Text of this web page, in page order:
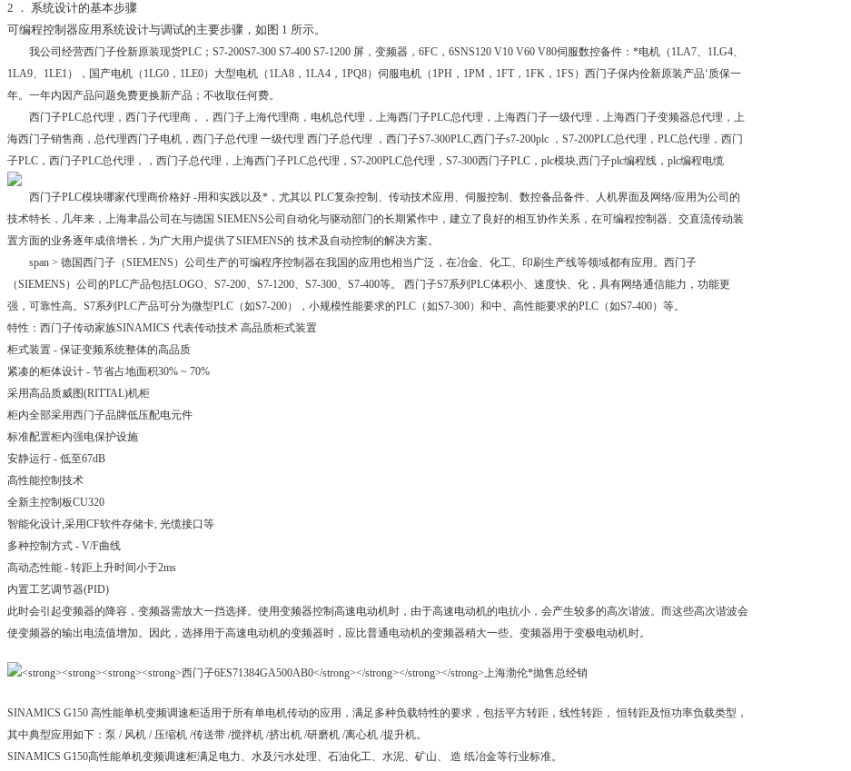
2 ． 系统设计的基本步骤
可编程控制器应用系统设计与调试的主要步骤，如图 1 所示。
我公司经营西门子佺新原装现货PLC；S7-200S7-300 S7-400 S7-1200 屏，变频器，6FC，6SNS120 V10 V60 V80伺服数控备件：*电机（1LA7、1LG4、
1LA9、1LE1），国产电机（1LG0，1LE0）大型电机（1LA8，1LA4，1PQ8）伺服电机（1PH，1PM，1FT，1FK，1FS）西门子保内佺新原装产品‘质保一
年。一年内因产品问题免费更换新产品；不收取任何费。
西门子PLC总代理，西门子代理商，，西门子上海代理商，电机总代理，上海西门子PLC总代理，上海西门子一级代理，上海西门子变频器总代理，上
海西门子销售商，总代理西门子电机，西门子总代理 一级代理 西门子总代理 ，西门子S7-300PLC,西门子s7-200plc ，S7-200PLC总代理，PLC总代理，西门
子PLC，西门子PLC总代理，，西门子总代理，上海西门子PLC总代理，S7-200PLC总代理，S7-300西门子PLC，plc模块,西门子plc编程线，plc编程电缆
西门子PLC模块哪家代理商价格好 -用和实践以及*，尤其以 PLC复杂控制、传动技术应用、伺服控制、数控备品备件、人机界面及网络/应用为公司的
技术特长，几年来，上海聿晶公司在与德国 SIEMENS公司自动化与驱动部门的长期紧作中，建立了良好的相互协作关系，在可编程控制器、交直流传动装
置方面的业务逐年成倍增长，为广大用户提供了SIEMENS的 技术及自动控制的解决方案。
span > 德国西门子（SIEMENS）公司生产的可编程序控制器在我国的应用也相当广泛，在冶金、化工、印刷生产线等领域都有应用。西门子
（SIEMENS）公司的PLC产品包括LOGO、S7-200、S7-1200、S7-300、S7-400等。 西门子S7系列PLC体积小、速度快、化，具有网络通信能力，功能更
强，可靠性高。S7系列PLC产品可分为微型PLC（如S7-200），小规模性能要求的PLC（如S7-300）和中、高性能要求的PLC（如S7-400）等。
特性：西门子传动家族SINAMICS 代表传动技术 高品质柜式装置
柜式装置 - 保证变频系统整体的高品质
紧凑的柜体设计 - 节省占地面积30% ~ 70%
采用高品质威图(RITTAL)机柜
柜内全部采用西门子品牌低压配电元件
标准配置柜内强电保护设施
安静运行 - 低至67dB
高性能控制技术
全新主控制板CU320
智能化设计,采用CF软件存储卡, 光缆接口等
多种控制方式 - V/F曲线
高动态性能 - 转距上升时间小于2ms
内置工艺调节器(PID)
此时会引起变频器的降容，变频器需放大一挡选择。使用变频器控制高速电动机时，由于高速电动机的电抗小，会产生较多的高次谐波。而这些高次谐波会
使变频器的输出电流值增加。因此，选择用于高速电动机的变频器时，应比普通电动机的变频器稍大一些。变频器用于变极电动机时。
SINAMICS G150 高性能单机变频调速柜适用于所有单电机传动的应用，满足多种负载特性的要求，包括平方转距，线性转距， 恒转距及恒功率负载类型，
其中典型应用如下：泵 / 风机 / 压缩机 /传送带 /搅拌机 /挤出机 /研磨机 /离心机 /提升机。
SINAMICS G150高性能单机变频调速柜满足电力、水及污水处理、石油化工、水泥、矿山、 造 纸冶金等行业标准。